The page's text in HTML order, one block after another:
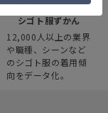
みんなの
シゴト服ずかん
12,000人以上の業界
や職種、シーンなど
のシゴト服の着用傾
向をデータ化。